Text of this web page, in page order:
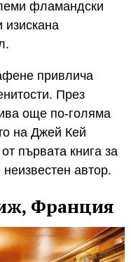
фламандски
изискана
привлича
През
още по-голяма
на Джей Кей
първата книга за
автор.
Франция